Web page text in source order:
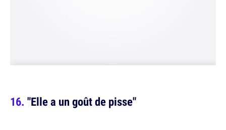
"Elle a un goût de pisse"